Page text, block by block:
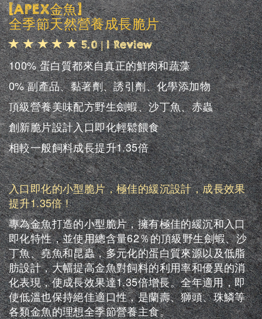
[APEX金魚]
全季節天然營養成長脆片
5.0|1 Review
100% 蛋白質都來自真正的鮮肉和蔬藻
0% 副產品、黏著劑、誘引劑、化學添加物
頂級營養美味配方野生劍蝦、沙丁魚、赤蟲
創新脆片設計入口即化輕鬆餵食
相較一般飼料成長提升1.35倍
入口即化的小型脆片，極佳的緩沉設計，成長效果
提升1.35倍 !
專為金魚打造的小型脆片，擁有極佳的緩沉和入口
即化特性，並使用總含量62％的頂級野生劍蝦、沙
丁魚、堯魚和昆蟲，多元化的蛋白質來源以及低脂
肪設計，大幅提高金魚對飼料的利用率和優異的消
化表現，使成長效果達1.35倍增長。全年適用，即
使低溫也保持絕佳適口性，是蘭壽、獅頭、珠鱗等
各類金魚的理想全季節營養主食。